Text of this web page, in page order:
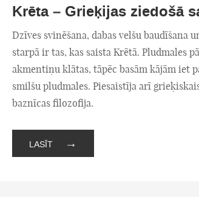
Krēta – Grieķijas ziedošā
Dzīves svinēšana, dabas velšu baudīšana
starpā ir tas, kas saista Krētā. Pludmales
akmentiņu klātas, tāpēc basām kājām iet
smilšu pludmales. Piesaistīja arī
baznīcas filozofija.
LASĪT →